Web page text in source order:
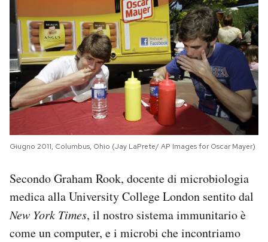
Giugno 2011, Columbus, Ohio (Jay LaPrete/ AP Images for Oscar Mayer)
Secondo Graham Rook, docente di microbiologia
medica alla University College London sentito dal
New York Times, il nostro sistema immunitario è
come un computer, e i microbi che incontriamo